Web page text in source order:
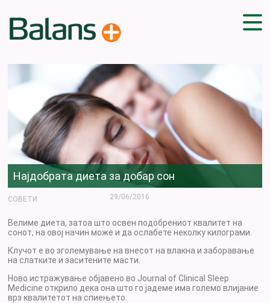
ДОМА
СОВЕТИ
ВЕЖБИ
ПЛАН ЗА ИСХРАНА
ЗДРАВИ РЕЦЕПТИ
БЛОГ
ПРОИЗВОДИ
КАМПАЊИ
Најдобрата диета за добар сон
СОВЕТИ 29/06/2016
Велиме диета, затоа што освен подобрениот квалитет на
сонот, на овој начин може и да ослабете неколку килограми.
Клучот е во зголемување на внесот на влакна и заборавање
на слатките и заситените масти.
Ново истражување објавено во Journal of Clinical Sleep
Medicine открило дека она што го јадеме има големо влијание
врз квалитетот на спиењето.